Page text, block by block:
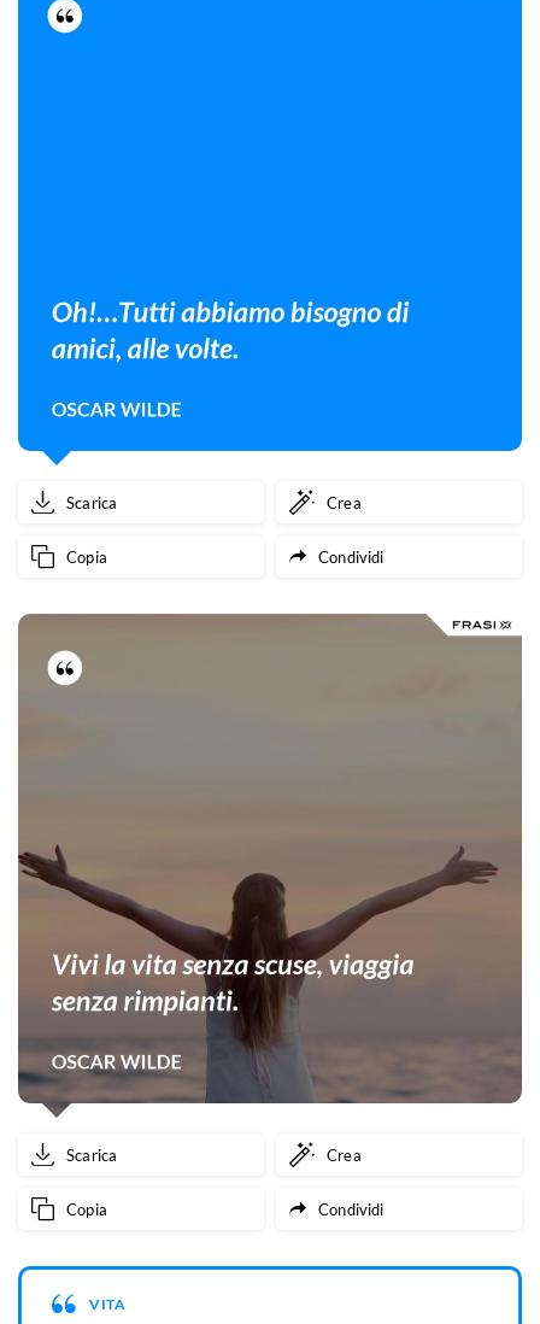
Scarica Crea
Copia Condividi
Scarica Crea
Copia Condividi
VITA